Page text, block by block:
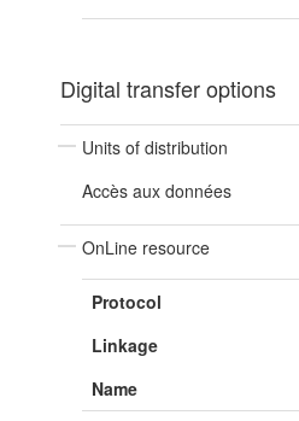
Digital transfer options
Units of distribution
Accès aux données
OnLine resource
Protocol
Linkage
Name